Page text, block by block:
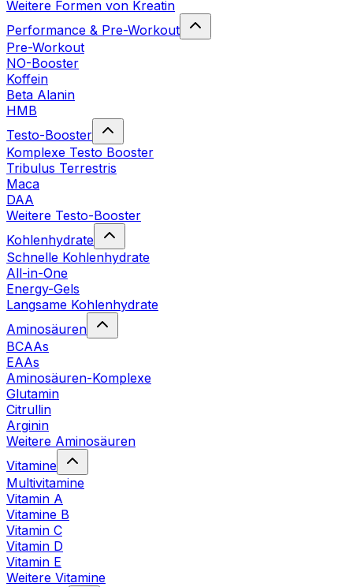
Weitere Formen von Kreatin
Performance & Pre-Workout
Pre-Workout
NO-Booster
Koffein
Beta Alanin
HMB
Testo-Booster
Komplexe Testo Booster
Tribulus Terrestris
Maca
DAA
Weitere Testo-Booster
Kohlenhydrate
Schnelle Kohlenhydrate
All-in-One
Energy-Gels
Langsame Kohlenhydrate
Aminosäuren
BCAAs
EAAs
Aminosäuren-Komplexe
Glutamin
Citrullin
Arginin
Weitere Aminosäuren
Vitamine
Multivitamine
Vitamin A
Vitamine B
Vitamin C
Vitamin D
Vitamin E
Weitere Vitamine